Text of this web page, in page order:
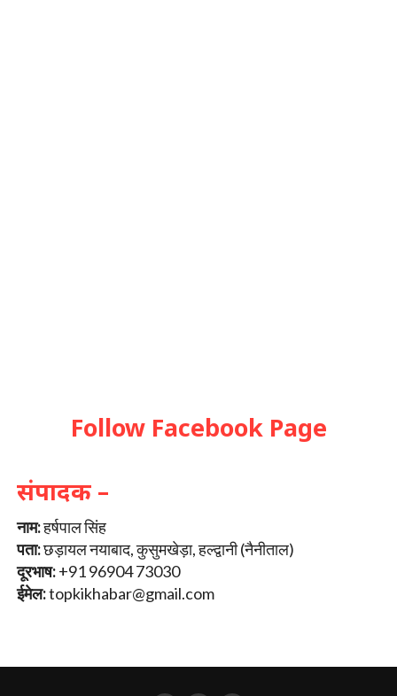
Follow Facebook Page
संपादक –
नाम:हर्षपाल सिंह
पता:छड़ायल नयाबाद, कुसुमखेड़ा, हल्द्वानी (नैनीताल)
दूरभाष:+91 96904 73030
ईमेल:topkikhabar@gmail.com